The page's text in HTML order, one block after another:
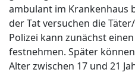
ambulant im Krankenhaus
der Tat versuchen die
Polizei kann zunächst
festnehmen. Später
Alter zwischen 17 und 21